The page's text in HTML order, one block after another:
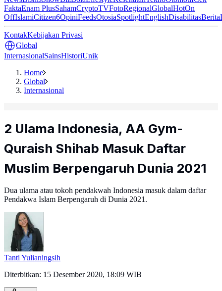
FaktaEnam PlusSahamCryptoTVFotoRegionalGlobalHotOn
OffIslamiCitizen6OpiniFeedsOtosiaSpotlightEnglishDisabilitasBerita
KontakKebijakan Privasi
Global
InternasionalSainsHistoriUnik
Home
Global
Internasional
2 Ulama Indonesia, AA Gym-
Quraish Shihab Masuk Daftar
Muslim Berpengaruh Dunia 2021
Dua ulama atau tokoh pendakwah Indonesia masuk dalam daftar
Pendakwa Islam Berpengaruh di Dunia 2021.
Tanti Yulianingsih
Diterbitkan: 15 Desember 2020, 18:09 WIB